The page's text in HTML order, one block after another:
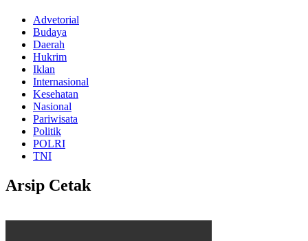
Advetorial
Budaya
Daerah
Hukrim
Iklan
Internasional
Kesehatan
Nasional
Pariwisata
Politik
POLRI
TNI
Arsip Cetak